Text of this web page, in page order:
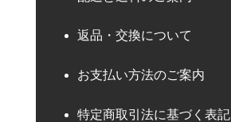
返品・交換について
お支払い方法のご案内
特定商取引法に基づく表記